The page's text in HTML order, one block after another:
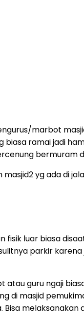
marbot
ramai jadi
bermuram
yg ada di
luar biasa
parkir
guru ngaji
di masjid